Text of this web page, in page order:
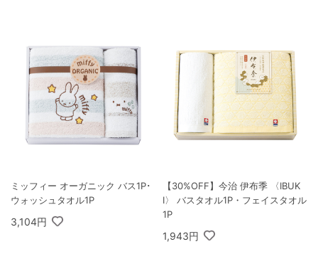
ミッフィー オーガニック バス1P･
ウォッシュタオル1P
3,104円
【30%OFF】今治 伊布季 〈IBUK
I〉 バスタオル1P・フェイスタオル
1P
1,943円